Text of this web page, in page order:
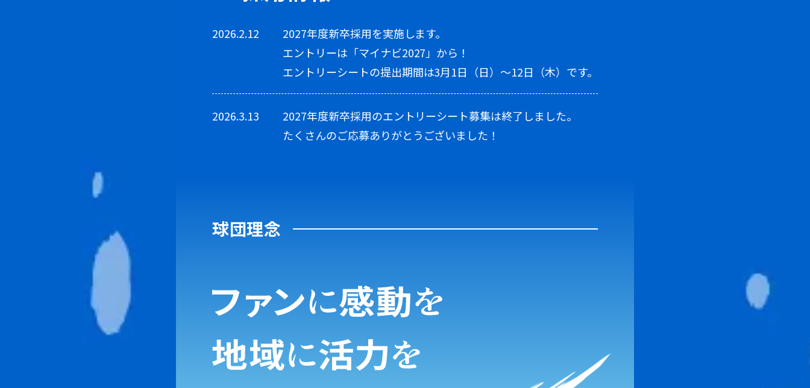
2026.2.12
2027年度新卒採用を実施します。
エントリーは「マイナビ2027」から！
エントリーシートの提出期間は3月1日（日）～12日（木）です。
2026.3.13
2027年度新卒採用のエントリーシート募集は終了しました。
たくさんのご応募ありがとうございました！
球団理念